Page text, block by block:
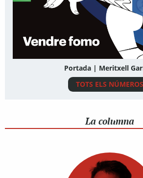
Portada | Meritxell
TOTS ELS NÚMEROS
La columna